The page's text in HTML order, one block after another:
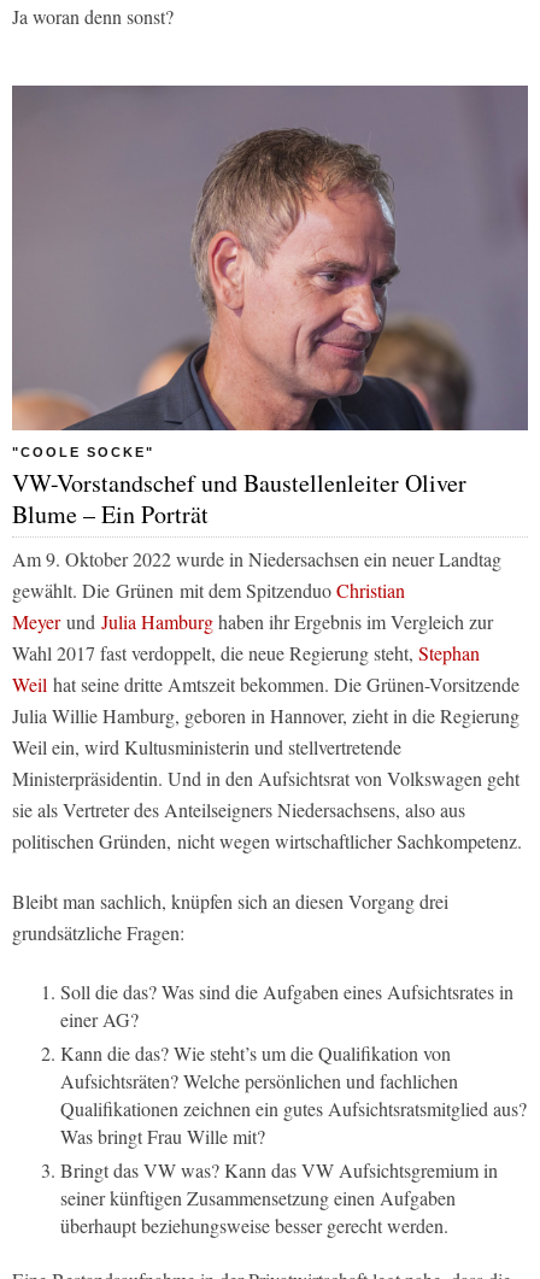
Ja woran denn sonst?
"COOLE SOCKE"
VW-Vorstandschef und Baustellenleiter Oliver
Blume – Ein Porträt
Am 9. Oktober 2022 wurde in Niedersachsen ein neuer Landtag
gewählt. Die Grünen mit dem SpitzenduoChristian
Meyerund Julia Hamburghaben ihr Ergebnis im Vergleich zur
Wahl 2017 fast verdoppelt, die neue Regierung steht, Stephan
Weil hat seine dritte Amtszeit bekommen. Die Grünen-Vorsitzende
Julia Willie Hamburg, geboren in Hannover, zieht in die Regierung
Weil ein, wird Kultusministerin und stellvertretende
Ministerpräsidentin. Und in den Aufsichtsrat von Volkswagen geht
sie als Vertreter des Anteilseigners Niedersachsens, also aus
politischen Gründen, nicht wegen wirtschaftlicher Sachkompetenz.
Bleibt man sachlich, knüpfen sich an diesen Vorgang drei
grundsätzliche Fragen:
Soll die das? Was sind die Aufgaben eines Aufsichtsrates in
einer AG?
Kann die das? Wie steht’s um die Qualifikation von
Aufsichtsräten? Welche persönlichen und fachlichen
Qualifikationen zeichnen ein gutes Aufsichtsratsmitglied aus?
Was bringt Frau Wille mit?
Bringt das VW was? Kann das VW Aufsichtsgremium in
seiner künftigen Zusammensetzung einen Aufgaben
überhaupt beziehungsweise besser gerecht werden.